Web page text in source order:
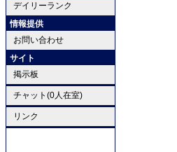
デイリーランク
情報提供
お問い合わせ
サイト
掲示板
チャット(0人在室)
リンク